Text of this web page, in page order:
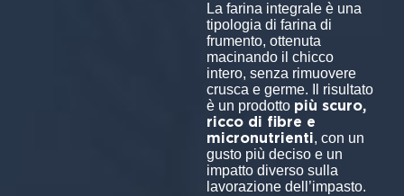
La farina integrale è una
tipologia di farina di
frumento, ottenuta
macinando il chicco
intero, senza rimuovere
crusca e germe. Il risultato
è un prodotto più scuro,
ricco di fibre e
micronutrienti, con un
gusto più deciso e un
impatto diverso sulla
lavorazione dell’impasto.